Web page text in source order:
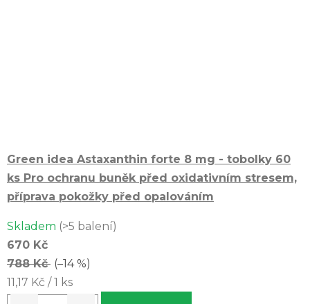
Green idea Astaxanthin forte 8 mg - tobolky 60
ks Pro ochranu buněk před oxidativním stresem,
příprava pokožky před opalováním
hodnocení
produktu
je
5,0
Skladem (>5 balení)
670 Kč
788 Kč (–14 %)
Měrná
11,17 Kč / 1 ks